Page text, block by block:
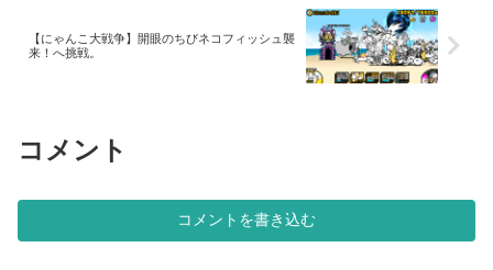
【にゃんこ大戦争】開眼のちびネコフィッシュ襲
来！へ挑戦。
コメント
コメントを書き込む